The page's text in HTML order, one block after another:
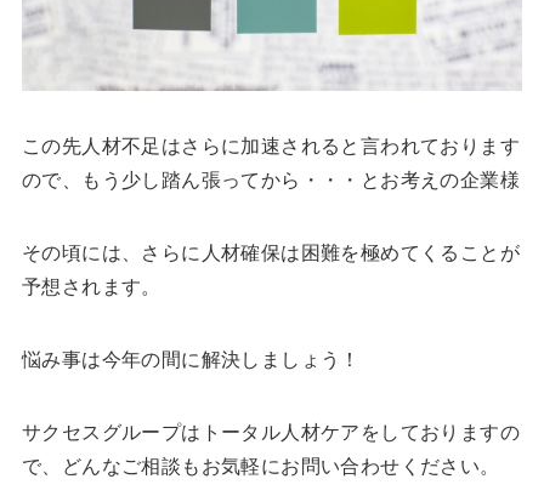
この先人材不足はさらに加速されると言われております
ので、もう少し踏ん張ってから・・・とお考えの企業様
その頃には、さらに人材確保は困難を極めてくることが
予想されます。
悩み事は今年の間に解決しましょう！
サクセスグループはトータル人材ケアをしておりますの
で、どんなご相談もお気軽にお問い合わせください。